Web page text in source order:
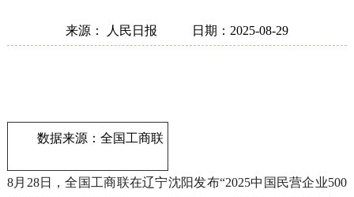
来源： 人民日报 日期：2025-08-29
数据来源：全国工商联
8月28日，全国工商联在辽宁沈阳发布“2025中国民营企业500